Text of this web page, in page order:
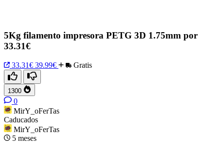
5Kg filamento impresora PETG 3D 1.75mm por
33.31€
33.31€ 39.99€ Gratis
1300
0
MirY_oFerTas
Caducados
MirY_oFerTas
5 meses